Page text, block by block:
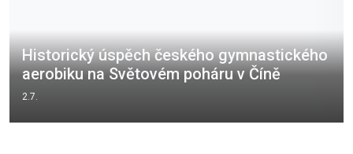
Historický úspěch českého gymnastického
aerobiku na Světovém poháru v Číně
2.7.